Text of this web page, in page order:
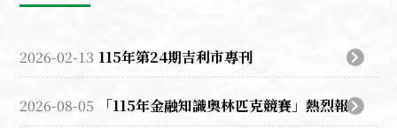
2026-02-13 115年第24期吉利市專刊
2026-08-05 「115年金融知識奧林匹克競賽」熱烈報名中！